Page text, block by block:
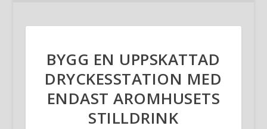
BYGG EN UPPSKATTAD
DRYCKESSTATION MED
ENDAST AROMHUSETS
STILLDRINK